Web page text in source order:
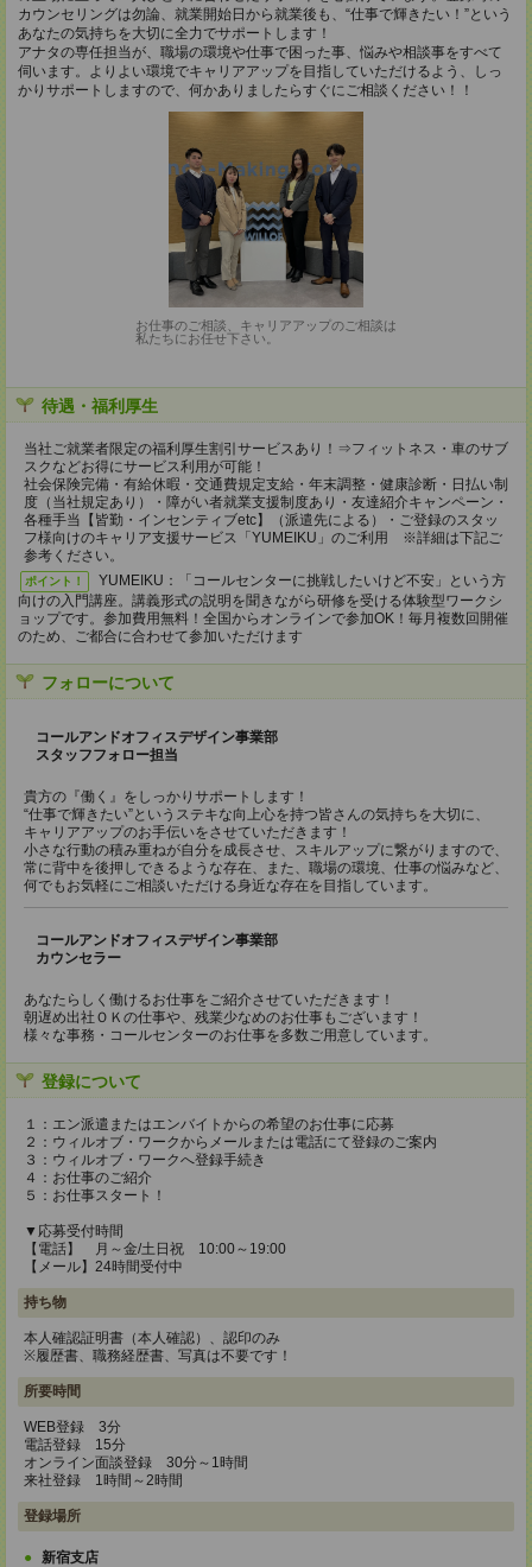
カウンセリングは勿論、就業開始日から就業後も、“仕事で輝きたい！”という
あなたの気持ちを大切に全力でサポートします！
アナタの専任担当が、職場の環境や仕事で困った事、悩みや相談事をすべて
伺います。よりよい環境でキャリアアップを目指していただけるよう、しっ
かりサポートしますので、何かありましたらすぐにご相談ください！！
お仕事のご相談、キャリアアップのご相談は
私たちにお任せ下さい。
待遇・福利厚生
当社ご就業者限定の福利厚生割引サービスあり！⇒フィットネス・車のサブ
スクなどお得にサービス利用が可能！
社会保険完備・有給休暇・交通費規定支給・年末調整・健康診断・日払い制
度（当社規定あり）・障がい者就業支援制度あり・友達紹介キャンペーン・
各種手当【皆勤・インセンティブetc】（派遣先による）・ご登録のスタッ
フ様向けのキャリア支援サービス「YUMEIKU」のご利用 ※詳細は下記ご
参考ください。
ポイント！
YUMEIKU：「コールセンターに挑戦したいけど不安」という方
向けの入門講座。講義形式の説明を聞きながら研修を受ける体験型ワークシ
ョップです。参加費用無料！全国からオンラインで参加OK！毎月複数回開催
のため、ご都合に合わせて参加いただけます
フォローについて
コールアンドオフィスデザイン事業部
スタッフフォロー担当
貴方の『働く』をしっかりサポートします！
“仕事で輝きたい”というステキな向上心を持つ皆さんの気持ちを大切に、
キャリアアップのお手伝いをさせていただきます！
小さな行動の積み重ねが自分を成長させ、スキルアップに繋がりますので、
常に背中を後押しできるような存在、また、職場の環境、仕事の悩みなど、
何でもお気軽にご相談いただける身近な存在を目指しています。
コールアンドオフィスデザイン事業部
カウンセラー
あなたらしく働けるお仕事をご紹介させていただきます！
朝遅め出社ＯＫの仕事や、残業少なめのお仕事もございます！
様々な事務・コールセンターのお仕事を多数ご用意しています。
登録について
１：エン派遣またはエンバイトからの希望のお仕事に応募
２：ウィルオブ・ワークからメールまたは電話にて登録のご案内
３：ウィルオブ・ワークへ登録手続き
４：お仕事のご紹介
５：お仕事スタート！
▼応募受付時間
【電話】 月～金/土日祝 10:00～19:00
【メール】24時間受付中
持ち物
本人確認証明書（本人確認）、認印のみ
※履歴書、職務経歴書、写真は不要です！
所要時間
WEB登録 3分
電話登録 15分
オンライン面談登録 30分～1時間
来社登録 1時間～2時間
登録場所
新宿支店